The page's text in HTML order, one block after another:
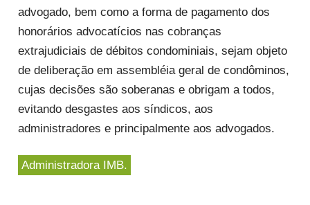
advogado, bem como a forma de pagamento dos
honorários advocatícios nas cobranças
extrajudiciais de débitos condominiais, sejam objeto
de deliberação em assembléia geral de condôminos,
cujas decisões são soberanas e obrigam a todos,
evitando desgastes aos síndicos, aos
administradores e principalmente aos advogados.
Administradora IMB.